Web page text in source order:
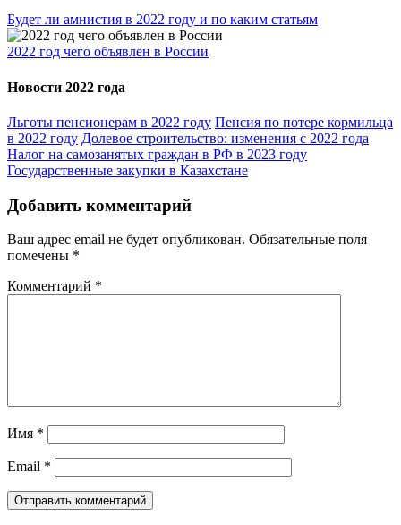
Будет ли амнистия в 2022 году и по каким статьям
2022 год чего объявлен в России
Новости 2022 года
Льготы пенсионерам в 2022 году Пенсия по потере кормильца
в 2022 году Долевое строительство: изменения с 2022 года
Налог на самозанятых граждан в РФ в 2023 году
Государственные закупки в Казахстане
Добавить комментарий
Ваш адрес email не будет опубликован. Обязательные поля
помечены *
Комментарий *
Имя *
Email *